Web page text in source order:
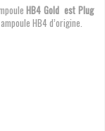
HB4 Gold est Plug
HB4 d’origine.